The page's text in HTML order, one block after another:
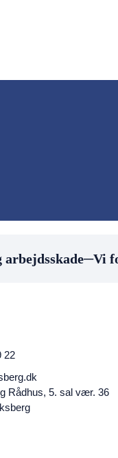
─Vi
22
Rådhus, 5. sal vær. 36